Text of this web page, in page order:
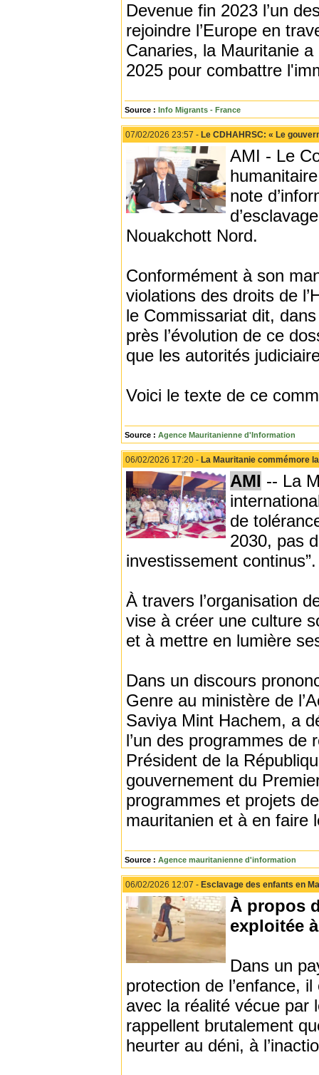
Devenue fin 2023 l’un
rejoindre l’Europe en
Canaries, la Mauritanie
2025 pour combattre
Source : Info Migrants - France
07/02/2026 23:57 - Le CDHAHRSC: « Le
AMI - Le
note
Nouakchott Nord.
Conformément à son
violations des droits de
le Commissariat dit,
près l’évolution de ce
que les autorités
Voici le texte de ce
Source : Agence Mauritanienne d'Information
06/02/2026 17:20 - La Mauritanie commémore
AMI -- La
de
2030, pas
investissement continus”.
À travers l’organisation
vise à créer une culture
et à mettre en lumière
Dans un discours
Genre au ministère de
Saviya Mint Hachem, a
l’un des programmes
Président de la
gouvernement du
programmes et projets
mauritanien et à en faire
Source : Agence mauritanienne d'information
06/02/2026 12:07 - Esclavage des enfants en
À propos
exploitée
Dans un
protection de l’enfance,
avec la réalité vécue par
rappellent brutalement
heurter au déni, à